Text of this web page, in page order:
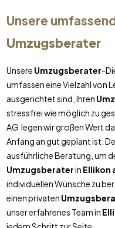
Unsere
Umzugsberater
Unsere Umzugsberater-
umfassen eine Vielzahl von
ausgerichtet sind, Ihren
stressfrei wie möglich zu
AG legen wir großen Wert
Anfang an gut geplant ist.
ausführliche Beratung, um
Umzugsberaterin Ellikon
individuellen Wünsche zu
einen privaten
unser erfahrenes Team in